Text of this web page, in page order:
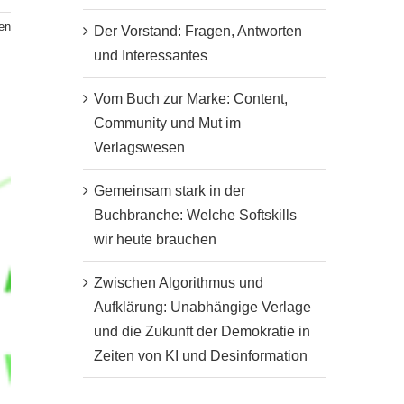
Der Vorstand: Fragen, Antworten
und Interessantes
Vom Buch zur Marke: Content,
Community und Mut im
Verlagswesen
Gemeinsam stark in der
Buchbranche: Welche Softskills
wir heute brauchen
Zwischen Algorithmus und
Aufklärung: Unabhängige Verlage
und die Zukunft der Demokratie in
Zeiten von KI und Desinformation